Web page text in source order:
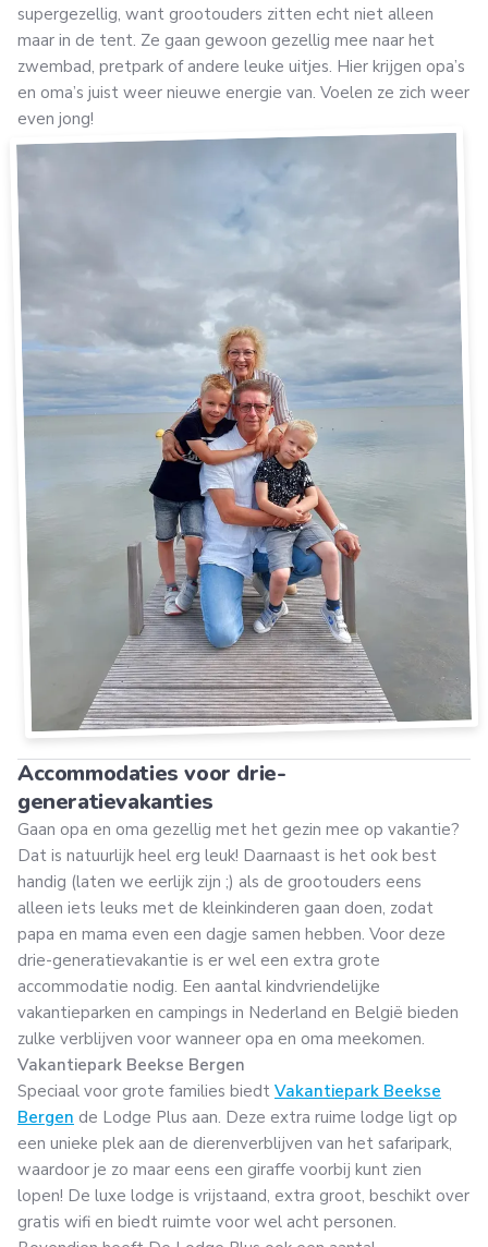
supergezellig, want grootouders zitten echt niet alleen
maar in de tent. Ze gaan gewoon gezellig mee naar het
zwembad, pretpark of andere leuke uitjes. Hier krijgen opa’s
en oma’s juist weer nieuwe energie van. Voelen ze zich weer
even jong!
Accommodaties voor drie-
generatievakanties
Gaan opa en oma gezellig met het gezin mee op vakantie?
Dat is natuurlijk heel erg leuk! Daarnaast is het ook best
handig (laten we eerlijk zijn ;) als de grootouders eens
alleen iets leuks met de kleinkinderen gaan doen, zodat
papa en mama even een dagje samen hebben. Voor deze
drie-generatievakantie is er wel een extra grote
accommodatie nodig. Een aantal kindvriendelijke
vakantieparken en campings in Nederland en België bieden
zulke verblijven voor wanneer opa en oma meekomen.
Vakantiepark Beekse Bergen
Speciaal voor grote families biedt Vakantiepark Beekse
Bergen de Lodge Plus aan. Deze extra ruime lodge ligt op
een unieke plek aan de dierenverblijven van het safaripark,
waardoor je zo maar eens een giraffe voorbij kunt zien
lopen! De luxe lodge is vrijstaand, extra groot, beschikt over
gratis wifi en biedt ruimte voor wel acht personen.